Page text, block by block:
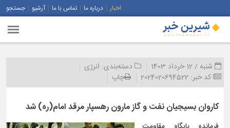
اخبار درباره ما تماس با ما آرشیو جستجو
شنبه / 12 خرداد 1403 دسته‌بندی: انرژی
کد خبر: 2024020694522 چاپ
كاروان بسیجیان نفت و گاز مارون رهسپار مرقد امام(ره) شد